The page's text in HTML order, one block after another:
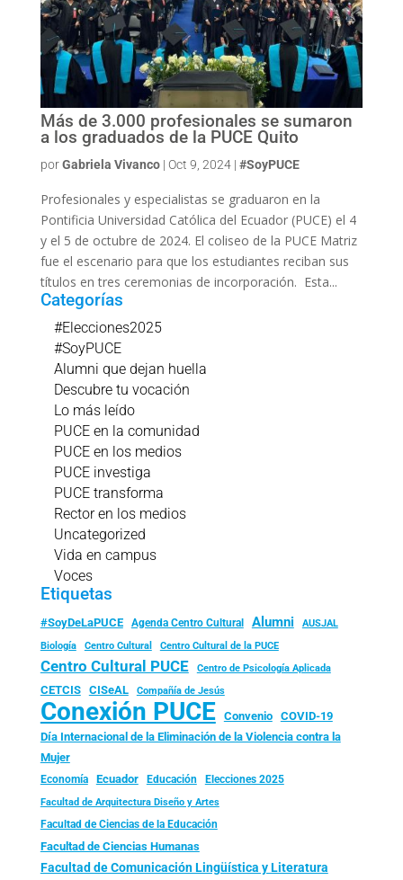
Más de 3.000 profesionales se sumaron
a los graduados de la PUCE Quito
porGabriela Vivanco| Oct 9, 2024| #SoyPUCE
Profesionales y especialistas se graduaron en la
Pontificia Universidad Católica del Ecuador (PUCE) el 4
y el 5 de octubre de 2024. El coliseo de la PUCE Matriz
fue el escenario para que los estudiantes reciban sus
títulos en tres ceremonias de incorporación. Esta...
Categorías
#Elecciones2025
#SoyPUCE
Alumni que dejan huella
Descubre tu vocación
Lo más leído
PUCE en la comunidad
PUCE en los medios
PUCE investiga
PUCE transforma
Rector en los medios
Uncategorized
Vida en campus
Voces
Etiquetas
#SoyDeLaPUCE Agenda Centro Cultural Alumni
AUSJAL
Biología
Centro Cultural Centro Cultural de la PUCE
Centro Cultural PUCE Centro de Psicología Aplicada
CETCIS CISeAL Compañía de Jesús
Conexión PUCE Convenio
COVID-19
Día Internacional de la Eliminación de la Violencia contra la
Mujer
Economía Ecuador Educación Elecciones 2025
Facultad de Arquitectura Diseño y Artes
Facultad de Ciencias de la Educación
Facultad de Ciencias Humanas
Facultad de Comunicación Lingüística y Literatura